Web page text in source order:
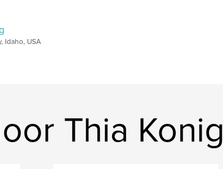
Idaho, USA
Thia Konig